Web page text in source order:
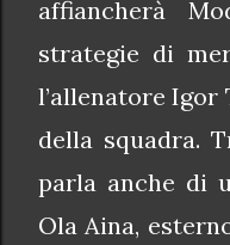
affiancherà
strategie di
l’allenatore
della squadra.
parla anche di
Ola Aina,